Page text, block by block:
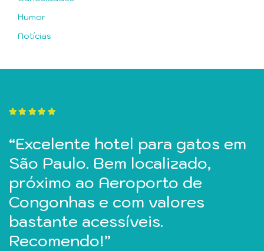
Humor
Notícias
“Deixei minha gatinha por uma
semana, ela voltou super bem
cuidada. Todos os dias eu
recebia vídeos dela. Preço
muito bom.”
“Excelente hotel para gatos em
São Paulo. Bem localizado,
próximo ao Aeroporto de
Congonhas e com valores
bastante acessíveis.
Recomendo!”
“Ótimo local para deixar os
gatinhos. Atenção e carinho da
proprietária. Recomendo.”
Maria da Graça Moretti